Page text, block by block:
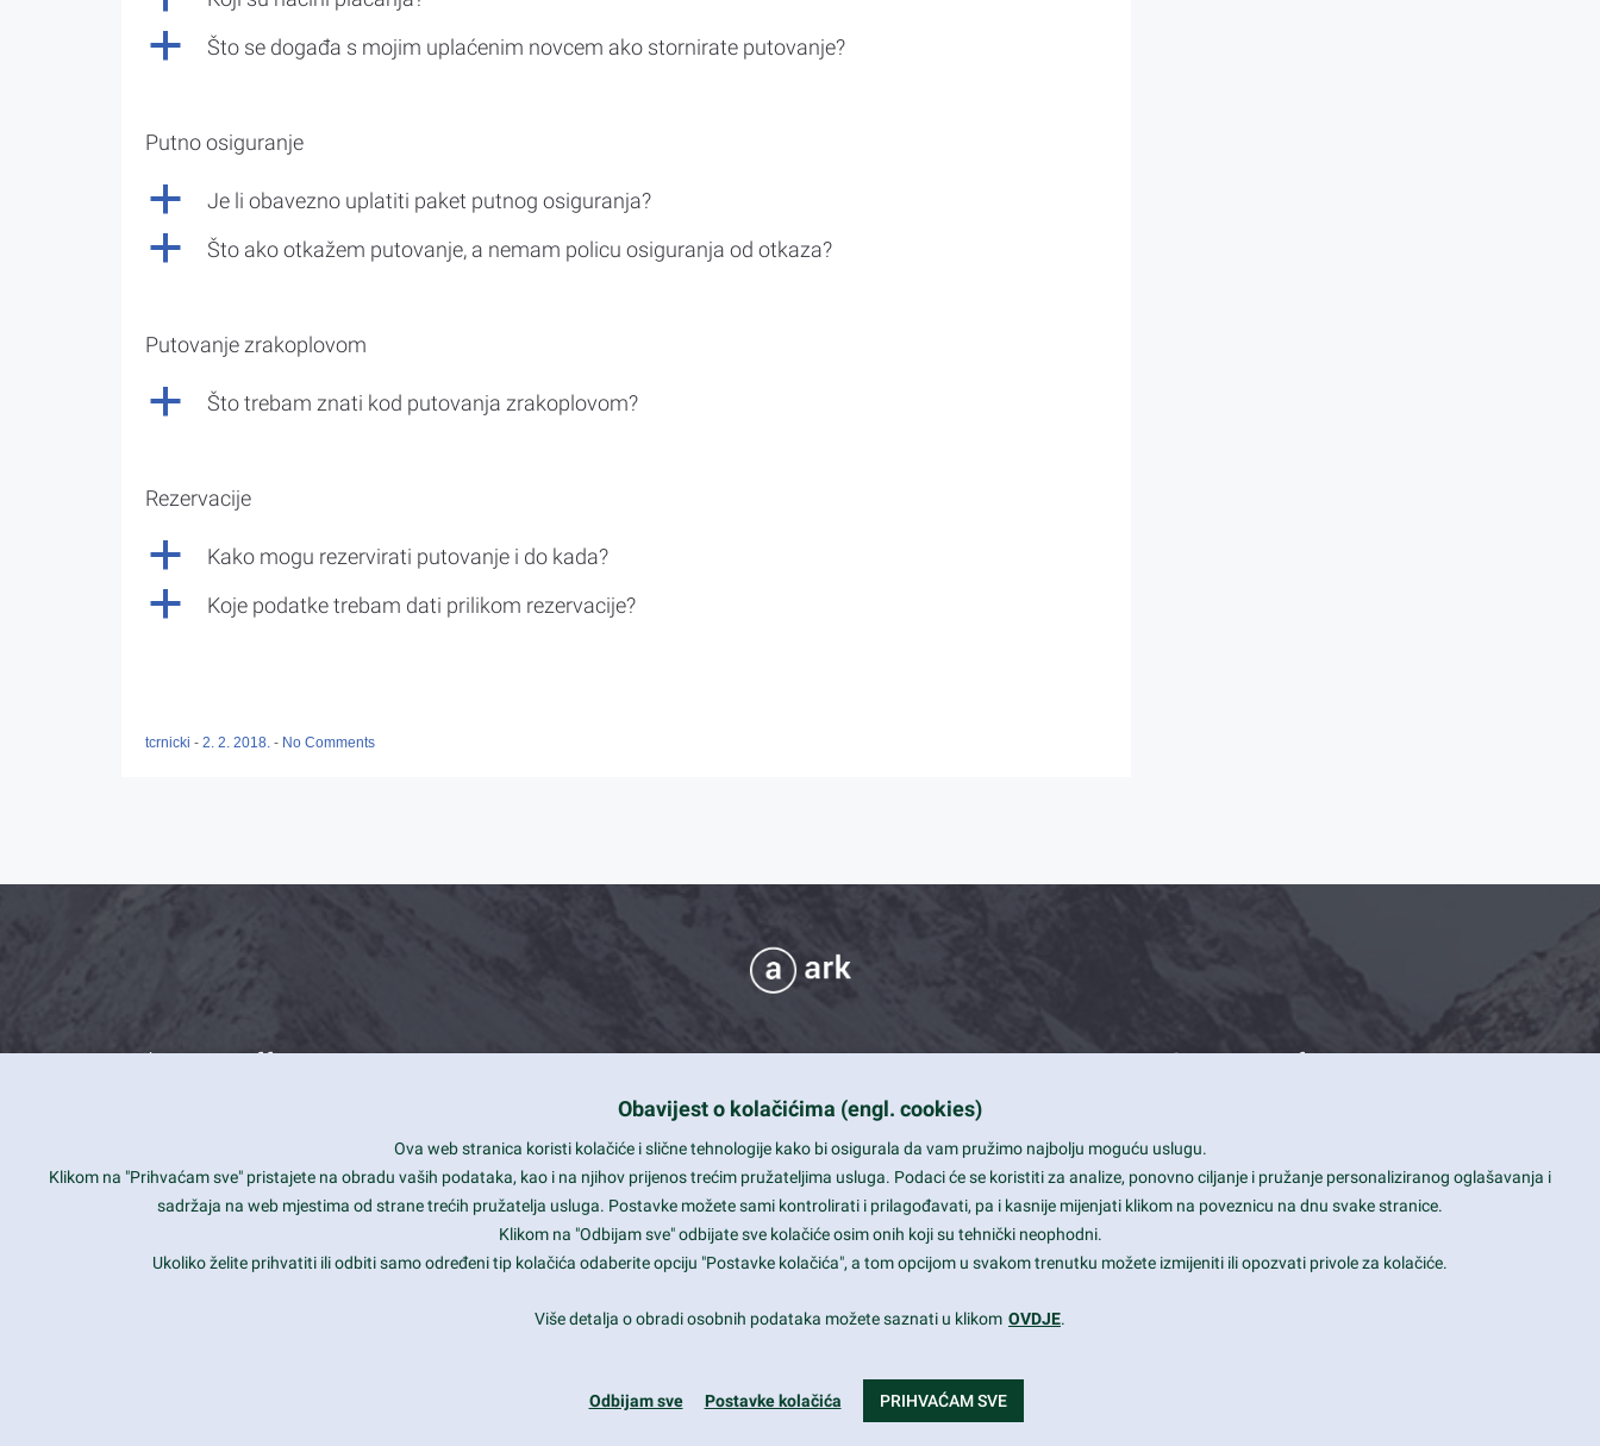
a Što se događa s mojim uplaćenim novcem ako stornirate putovanje?
Putno osiguranje
a Je li obavezno uplatiti paket putnog osiguranja?
a Što ako otkažem putovanje, a nemam policu osiguranja od otkaza?
Putovanje zrakoplovom
a Što trebam znati kod putovanja zrakoplovom?
Rezervacije
a Kako mogu rezervirati putovanje i do kada?
a Koje podatke trebam dati prilikom rezervacije?
tcrnicki - 2. 2. 2018. - No Comments
What we offer
Is your website user friendly?
Ark offers weekly stunning designs.
Why our customers love Ark?
Smart and beautiful design
Unlimited Eelements
Mobile ready
Contact Info
View, CA 94043
+1 650-253-0000
Daily: 9:00 am - 6:00 pm
Obavijest o kolačićima (engl. cookies)
Ova web stranica koristi kolačiće i slične tehnologije kako bi osigurala da vam pružimo najbolju moguću uslugu.
Klikom na "Prihvaćam sve" pristajete na obradu vaših podataka, kao i na njihov prijenos trećim pružateljima usluga. Podaci će se koristiti za analize, ponovno ciljanje i pružanje personaliziranog oglašavanja i
sadržaja na web mjestima od strane trećih pružatelja usluga. Postavke možete sami kontrolirati i prilagođavati, pa i kasnije mijenjati klikom na poveznicu na dnu svake stranice.
Klikom na "Odbijam sve" odbijate sve kolačiće osim onih koji su tehnički neophodni.
Ukoliko želite prihvatiti ili odbiti samo određeni tip kolačića odaberite opciju "Postavke kolačića", a tom opcijom u svakom trenutku možete izmijeniti ili opozvati privole za kolačiće.
Više detalja o obradi osobnih podataka možete saznati u klikom OVDJE.
Odbijam sve Postavke kolačića PRIHVAĆAM SVE